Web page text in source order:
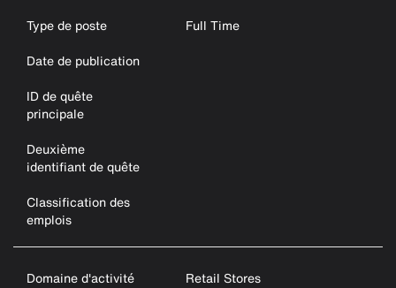
Type de poste
Full Time
Date de publication
ID de quête
principale
Deuxième
identifiant de quête
Classification des
emplois
Domaine d'activité
Retail Stores